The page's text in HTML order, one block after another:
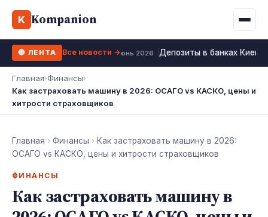
K Kompanion
Калькулятор МФО
Все 10 МФО →
Жизни
WhiteBIT
Kuna
Bybit
OKX
Ипотека
Депозит
Рефинансирование
ФОП налоги
🔴 ЛЕНТА 23 июнь 2026 Депозиты в банках Киева
Все новости →
Главная›Финансы›
Как застраховать машину в 2026: ОСАГО vs КАСКО, цены и
хитрости страховщиков
Главная › Финансы › Как застраховать машину в 2026:
ОСАГО vs КАСКО, цены и хитрости страховщиков
ФИНАНСЫ
Как застраховать машину в